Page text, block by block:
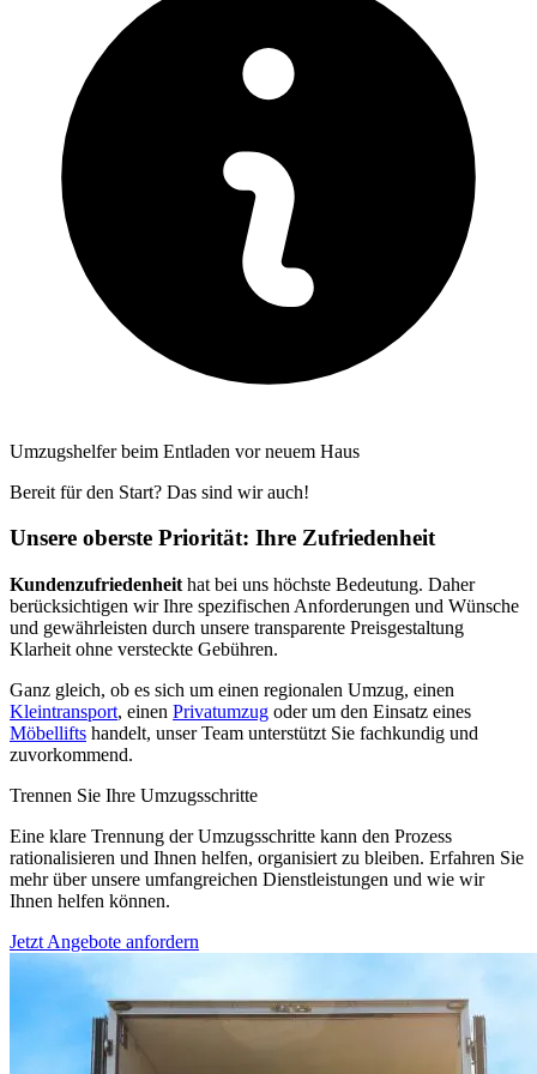
Umzugshelfer beim Entladen vor neuem Haus
Bereit für den Start? Das sind wir auch!
Unsere oberste Priorität: Ihre Zufriedenheit
Kundenzufriedenheit hat bei uns höchste Bedeutung. Daher
berücksichtigen wir Ihre spezifischen Anforderungen und Wünsche
und gewährleisten durch unsere transparente Preisgestaltung
Klarheit ohne versteckte Gebühren.
Ganz gleich, ob es sich um einen regionalen Umzug, einen
Kleintransport, einen Privatumzug oder um den Einsatz eines
Möbellifts handelt, unser Team unterstützt Sie fachkundig und
zuvorkommend.
Trennen Sie Ihre Umzugsschritte
Eine klare Trennung der Umzugsschritte kann den Prozess
rationalisieren und Ihnen helfen, organisiert zu bleiben. Erfahren Sie
mehr über unsere umfangreichen Dienstleistungen und wie wir
Ihnen helfen können.
Jetzt Angebote anfordern